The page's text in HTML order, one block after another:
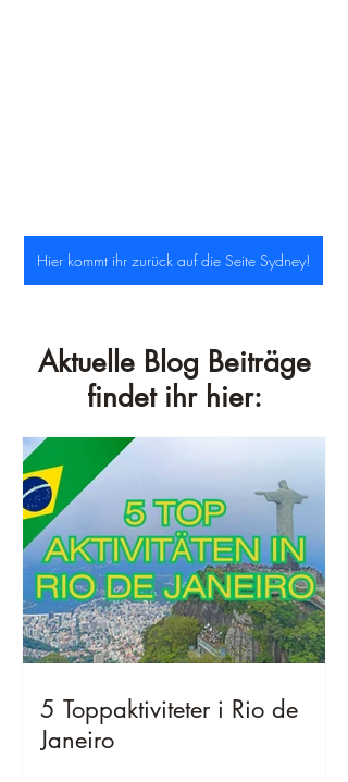
Hier kommt ihr zurück auf die Seite Sydney!
Aktuelle Blog Beiträge
findet ihr hier:
5 Toppaktiviteter i Rio de
Janeiro